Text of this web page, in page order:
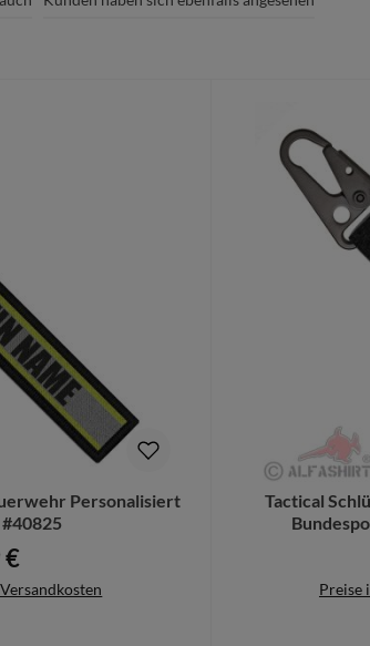
Personalisiert
Preis:
€
Tactical
Preise